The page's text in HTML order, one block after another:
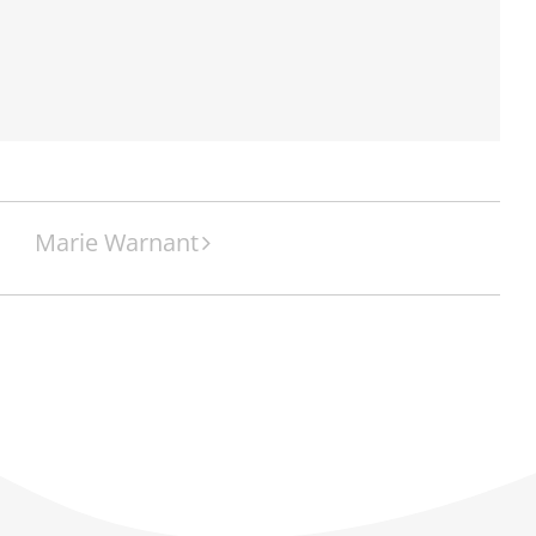
Marie Warnant